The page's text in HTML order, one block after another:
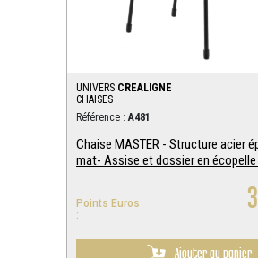
UNIVERS CREALIGNE
CHAISES
Référence :A481
Chaise MASTER - Structure acier
mat- Assise et dossier en
Points Euros
:
Ajouter au panier